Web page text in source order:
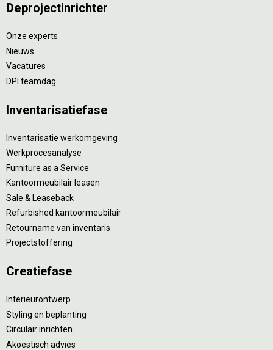
Deprojectinrichter
Onze experts
Nieuws
Vacatures
DPI teamdag
Inventarisatiefase
Inventarisatie werkomgeving
Werkprocesanalyse
Furniture as a Service
Kantoormeubilair leasen
Sale & Leaseback
Refurbished kantoormeubilair
Retourname van inventaris
Projectstoffering
Creatiefase
Interieurontwerp
Styling en beplanting
Circulair inrichten
Akoestisch advies